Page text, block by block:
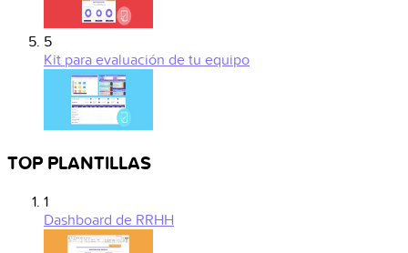
5
Kit para evaluación de tu equipo
TOP PLANTILLAS
1
Dashboard de RRHH